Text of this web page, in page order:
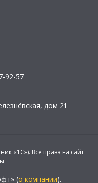
92-57
дом 21
«1С»). Все права на сайт
(о компании).